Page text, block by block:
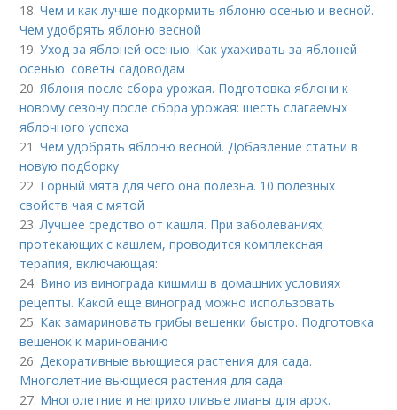
18.Чем и как лучше подкормить яблоню осенью и весной.
Чем удобрять яблоню весной
19.Уход за яблоней осенью. Как ухаживать за яблоней
осенью: советы садоводам
20.Яблоня после сбора урожая. Подготовка яблони к
новому сезону после сбора урожая: шесть слагаемых
яблочного успеха
21.Чем удобрять яблоню весной. Добавление статьи в
новую подборку
22. Горный мята для чего она полезна. 10 полезных
свойств чая с мятой
23.Лучшее средство от кашля. При заболеваниях,
протекающих с кашлем, проводится комплексная
терапия, включающая:
24. Вино из винограда кишмиш в домашних условиях
рецепты. Какой еще виноград можно использовать
25. Как замариновать грибы вешенки быстро. Подготовка
вешенок к маринованию
26.Декоративные вьющиеся растения для сада.
Многолетние вьющиеся растения для сада
27. Многолетние и неприхотливые лианы для арок.